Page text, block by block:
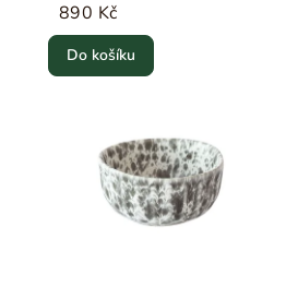
890 Kč
Do košíku